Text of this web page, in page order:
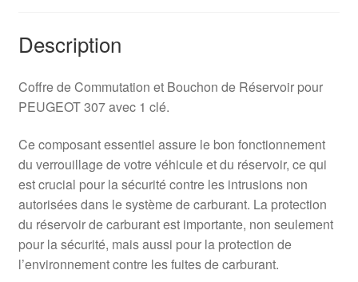
Description
Coffre de Commutation et Bouchon de Réservoir pour
PEUGEOT 307 avec 1 clé.
Ce composant essentiel assure le bon fonctionnement
du verrouillage de votre véhicule et du réservoir, ce qui
est crucial pour la sécurité contre les intrusions non
autorisées dans le système de carburant. La protection
du réservoir de carburant est importante, non seulement
pour la sécurité, mais aussi pour la protection de
l’environnement contre les fuites de carburant.